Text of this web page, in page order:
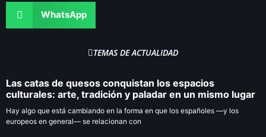
WhatsApp
TEMAS DE ACTUALIDAD
Las catas de quesos conquistan los espacios
culturales: arte, tradición y paladar en un mismo lugar
Hay algo que está cambiando en la forma en que los españoles —y los
europeos en general— se relacionan con